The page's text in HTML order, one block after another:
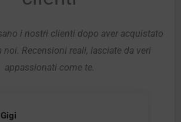
i nostri clienti dopo aver acquistato
Recensioni reali, lasciate da veri
appassionati come te.
Gigi